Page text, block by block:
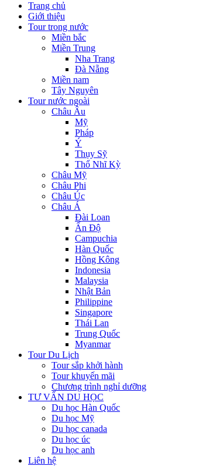
Trang chủ
Giới thiệu
Tour trong nước
Miền bắc
Miền Trung
Nha Trang
Đà Nẵng
Miền nam
Tây Nguyên
Tour nước ngoài
Châu Âu
Mỹ
Pháp
Ý
Thụy Sỹ
Thổ Nhĩ Kỳ
Châu Mỹ
Châu Phi
Châu Úc
Châu Á
Đài Loan
Ấn Độ
Campuchia
Hàn Quốc
Hồng Kông
Indonesia
Malaysia
Nhật Bản
Philippine
Singapore
Thái Lan
Trung Quốc
Myanmar
Tour Du Lịch
Tour sắp khởi hành
Tour khuyến mãi
Chương trình nghỉ dưỡng
TƯ VẤN DU HỌC
Du học Hàn Quốc
Du học Mỹ
Du học canada
Du học úc
Du học anh
Liên hệ